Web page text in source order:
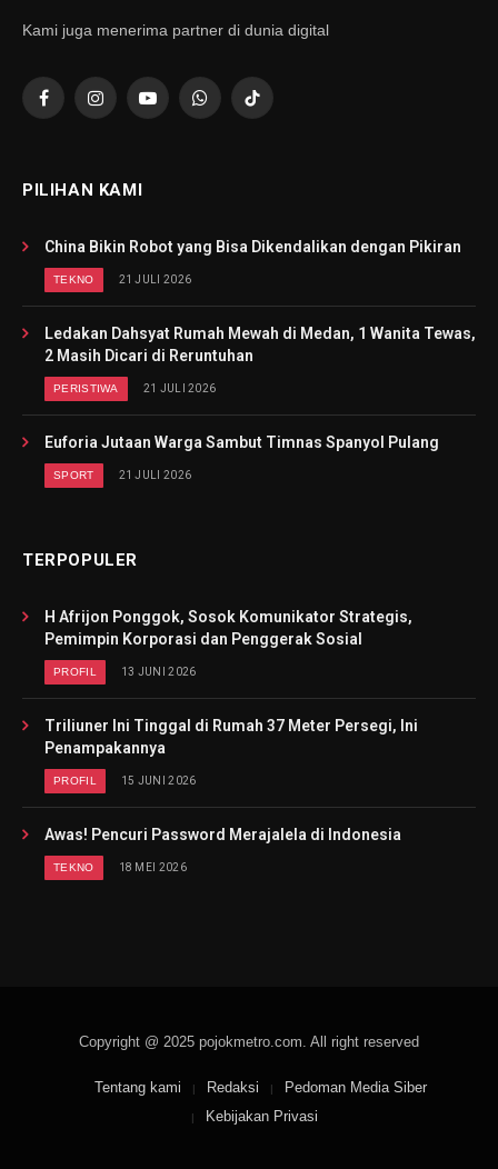
Kami juga menerima partner di dunia digital
FacebookInstagramYouTubeWhatsAppTikTok
PILIHAN KAMI
China Bikin Robot yang Bisa Dikendalikan dengan Pikiran
TEKNO 21 JULI 2026
Ledakan Dahsyat Rumah Mewah di Medan, 1 Wanita Tewas,
2 Masih Dicari di Reruntuhan
PERISTIWA 21 JULI 2026
Euforia Jutaan Warga Sambut Timnas Spanyol Pulang
SPORT 21 JULI 2026
TERPOPULER
H Afrijon Ponggok, Sosok Komunikator Strategis,
Pemimpin Korporasi dan Penggerak Sosial
PROFIL 13 JUNI 2026
Triliuner Ini Tinggal di Rumah 37 Meter Persegi, Ini
Penampakannya
PROFIL 15 JUNI 2026
Awas! Pencuri Password Merajalela di Indonesia
TEKNO 18 MEI 2026
Copyright @ 2025 pojokmetro.com. All right reserved
Tentang kami Redaksi
Pedoman Media Siber
Kebijakan Privasi